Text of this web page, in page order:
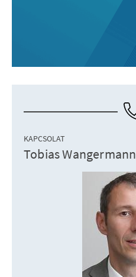
KAPCSOLAT
Tobias Wangermann